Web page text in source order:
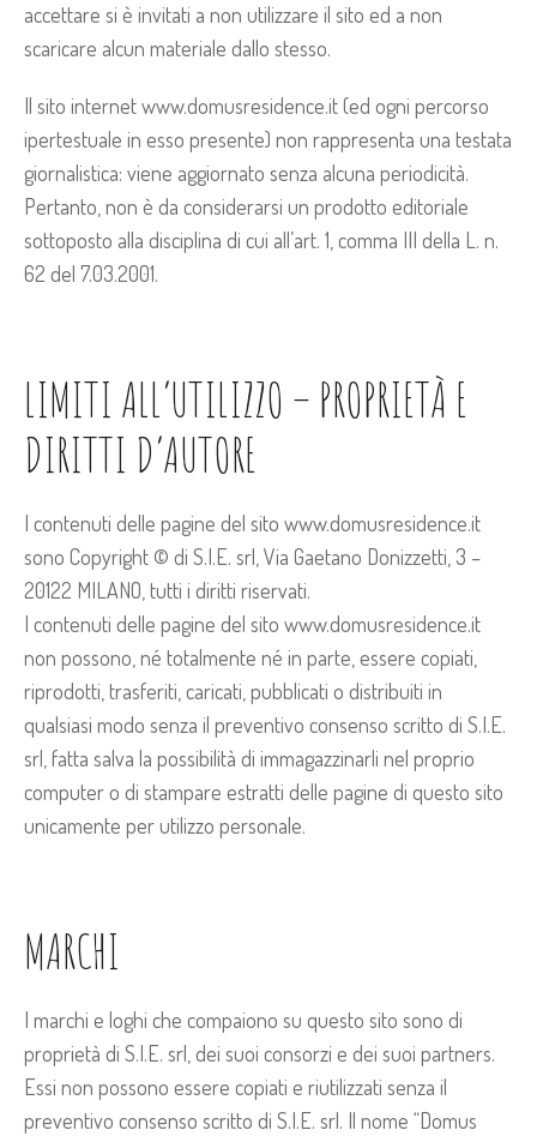
accettare si è invitati a non utilizzare il sito ed a non
scaricare alcun materiale dallo stesso.
Il sito internet www.domusresidence.it (ed ogni percorso
ipertestuale in esso presente) non rappresenta una testata
giornalistica: viene aggiornato senza alcuna periodicità.
Pertanto, non è da considerarsi un prodotto editoriale
sottoposto alla disciplina di cui all’art. 1, comma III della L. n.
62 del 7.03.2001.
LIMITI ALL’UTILIZZO – PROPRIETÀ E
DIRITTI D’AUTORE
I contenuti delle pagine del sito www.domusresidence.it
sono Copyright © di S.I.E. srl, Via Gaetano Donizzetti, 3 –
20122 MILANO, tutti i diritti riservati.
I contenuti delle pagine del sito www.domusresidence.it
non possono, né totalmente né in parte, essere copiati,
riprodotti, trasferiti, caricati, pubblicati o distribuiti in
qualsiasi modo senza il preventivo consenso scritto di S.I.E.
srl, fatta salva la possibilità di immagazzinarli nel proprio
computer o di stampare estratti delle pagine di questo sito
unicamente per utilizzo personale.
MARCHI
I marchi e loghi che compaiono su questo sito sono di
proprietà di S.I.E. srl, dei suoi consorzi e dei suoi partners.
Essi non possono essere copiati e riutilizzati senza il
preventivo consenso scritto di S.I.E. srl. Il nome “Domus